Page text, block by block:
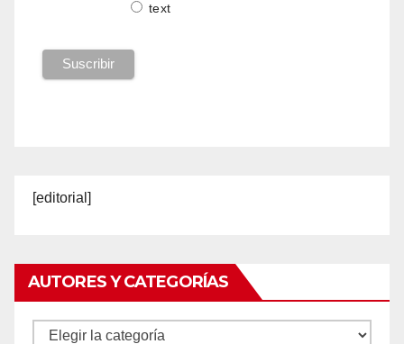
text
[editorial]
AUTORES Y CATEGORÍAS
Autores